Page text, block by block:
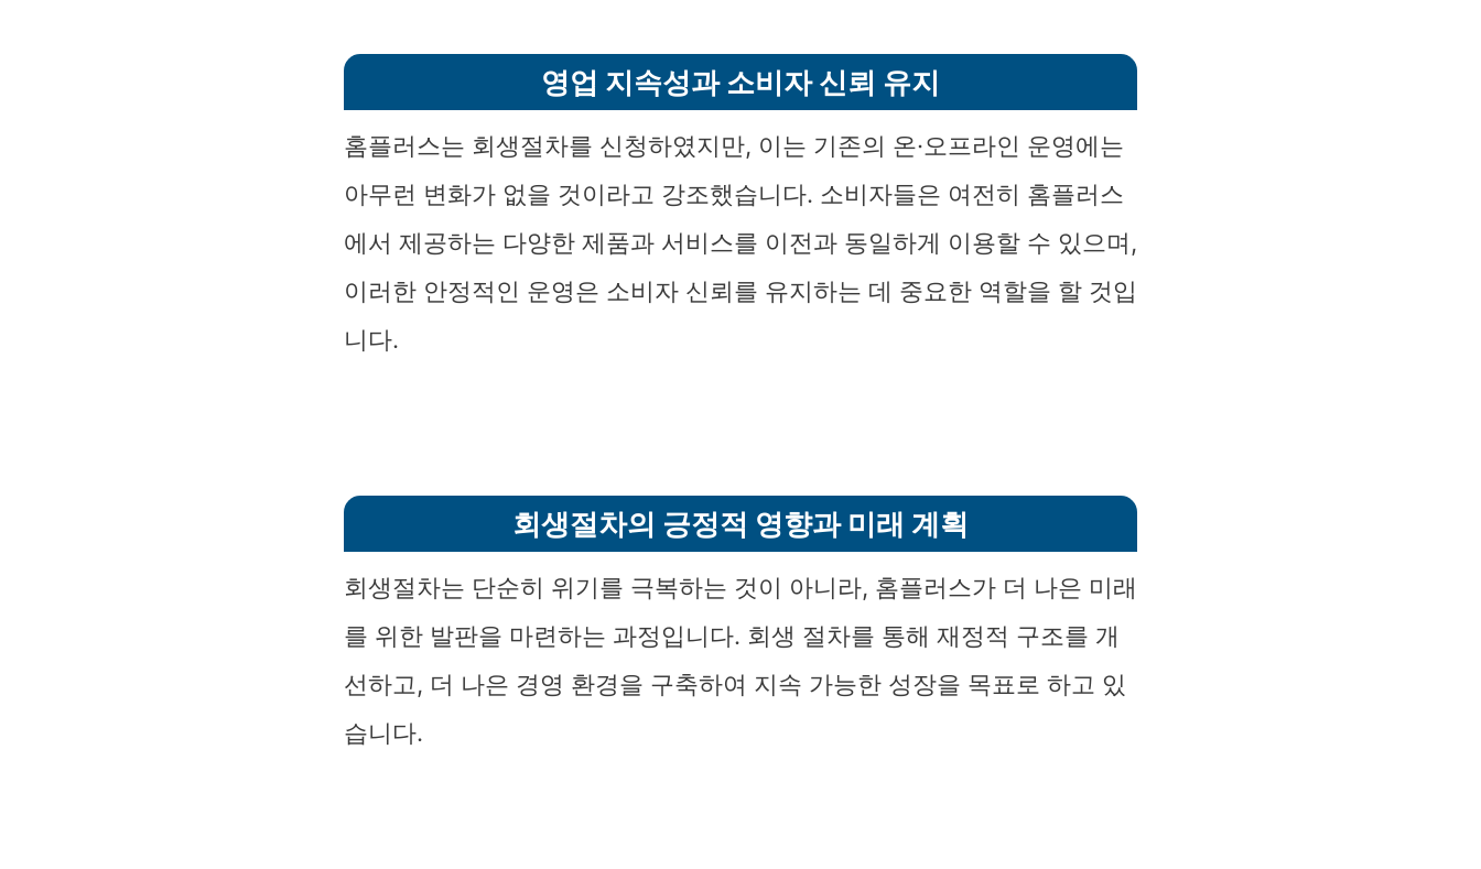
영업 지속성과 소비자 신뢰 유지
홈플러스는 회생절차를 신청하였지만, 이는 기존의 온·오프라인 운영에는
아무런 변화가 없을 것이라고 강조했습니다. 소비자들은 여전히 홈플러스
에서 제공하는 다양한 제품과 서비스를 이전과 동일하게 이용할 수 있으며,
이러한 안정적인 운영은 소비자 신뢰를 유지하는 데 중요한 역할을 할 것입
니다.
회생절차의 긍정적 영향과 미래 계획
회생절차는 단순히 위기를 극복하는 것이 아니라, 홈플러스가 더 나은 미래
를 위한 발판을 마련하는 과정입니다. 회생 절차를 통해 재정적 구조를 개
선하고, 더 나은 경영 환경을 구축하여 지속 가능한 성장을 목표로 하고 있
습니다.